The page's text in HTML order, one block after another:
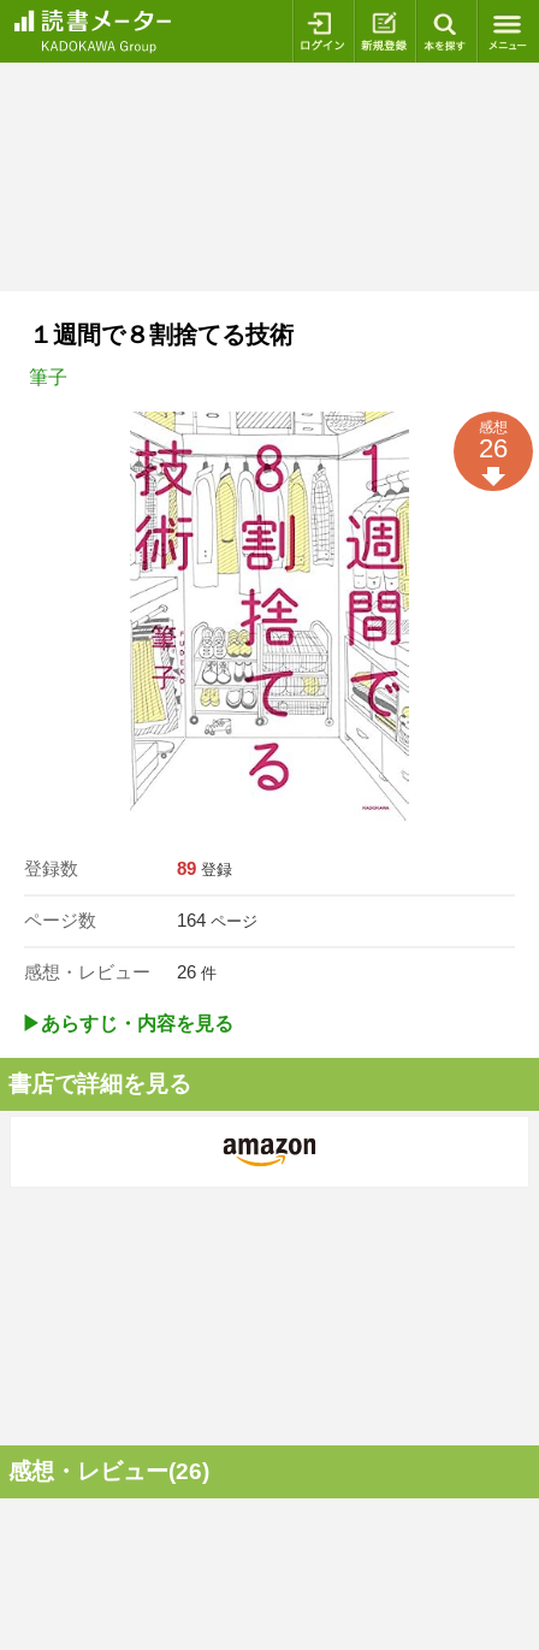
ログイン 新規登録
１週間で８割捨てる技術
筆子
登録数 89 登録
ページ数 164 ページ
感想・レビュー 26 件
感想
26
▶︎あらすじ・内容を見る
書店で詳細を見る
感想・レビュー(26)